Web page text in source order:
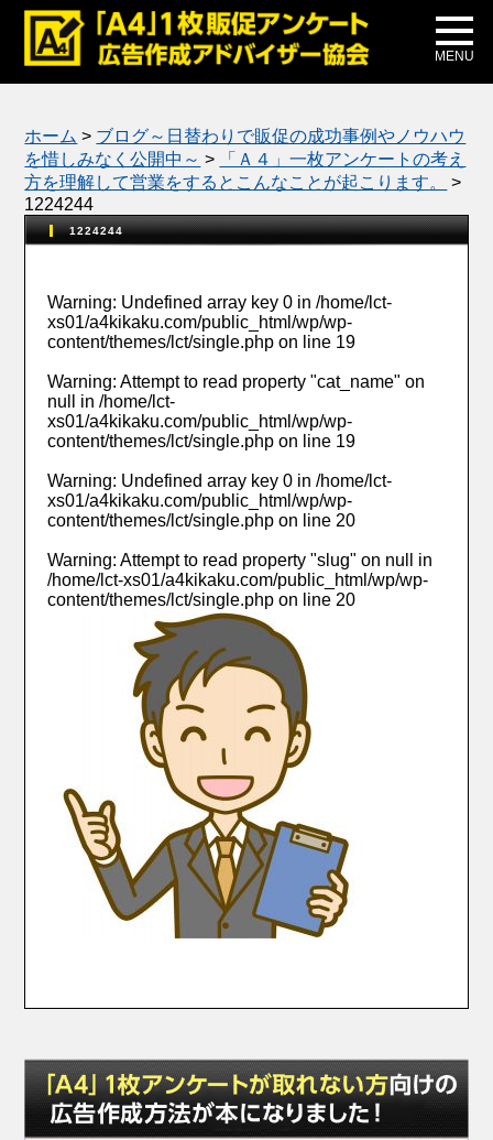
MENU
メディア掲載
公式ブログ
ホーム > ブログ～日替わりで販促の成功事例やノウハウ
を惜しみなく公開中～ >
「Ａ４」一枚アンケートの考え
方を理解して営業をするとこんなことが起こります。
>
1224244
1224244
Warning: Undefined array key 0 in/home/lct-
xs01/a4kikaku.com/public_html/wp/wp-
content/themes/lct/single.php on line 19
Warning: Attempt to read property "cat_name" on
null in/home/lct-
xs01/a4kikaku.com/public_html/wp/wp-
content/themes/lct/single.php on line 19
Warning: Undefined array key 0 in/home/lct-
xs01/a4kikaku.com/public_html/wp/wp-
content/themes/lct/single.php on line 20
Warning: Attempt to read property "slug" on null in
/home/lct-xs01/a4kikaku.com/public_html/wp/wp-
content/themes/lct/single.php on line 20